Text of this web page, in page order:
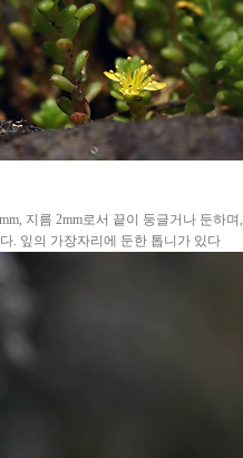
지름 2mm로서 끝이 둥글거나 둔하며,
. 잎의 가장자리에 둔한 톱니가 있다